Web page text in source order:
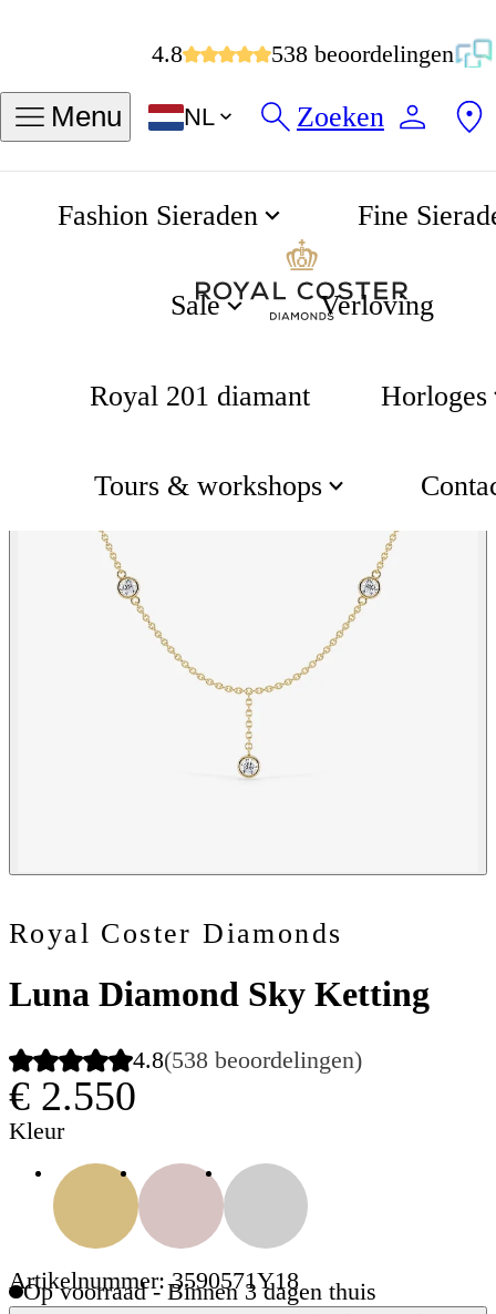
Menu NL Zoeken
Fashion Sieraden Fine
Sale Verloving
Royal 201 diamant Horloges
Tours & workshops
Luna Luna Diamond Sky Ketting
Royal Coster Diamonds
Luna Diamond Sky Ketting
4.8(538 beoordelingen)
€ 2.550
Kleur
Artikelnummer: 3590571Y18
Op voorraad - Binnen 3 dagen thuis